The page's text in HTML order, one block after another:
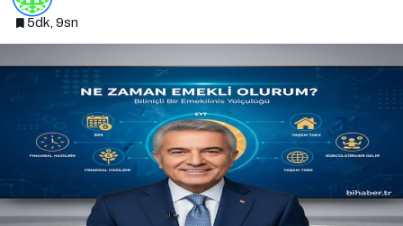
5dk, 9sn